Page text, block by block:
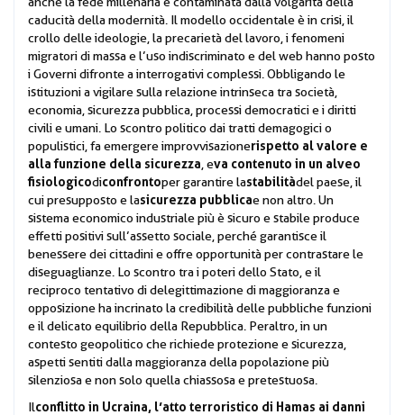
caducità della modernità. Il modello occidentale è in crisi, il
crollo delle ideologie, la precarietà del lavoro, i fenomeni
migratori di massa e l’uso indiscriminato e del web hanno posto
i Governi difronte a interrogativi complessi. Obbligando le
istituzioni a vigilare sulla relazione intrinseca tra società,
economia, sicurezza pubblica, processi democratici e i diritti
civili e umani. Lo scontro politico dai tratti demagogici o
populistici, fa emergere improvvisazionerispetto al valore e
alla funzione della sicurezza , eva contenuto in un alveo
fisiologicodiconfrontoper garantire lastabilitàdel paese, il
cui presupposto e lasicurezza pubblicae non altro. Un
sistema economico industriale più è sicuro e stabile produce
effetti positivi sull’assetto sociale, perché garantisce il
benessere dei cittadini e offre opportunità per contrastare le
diseguaglianze. Lo scontro tra i poteri dello Stato, e il
reciproco tentativo di delegittimazione di maggioranza e
opposizione ha incrinato la credibilità delle pubbliche funzioni
e il delicato equilibrio della Repubblica. Peraltro, in un
contesto geopolitico che richiede protezione e sicurezza,
aspetti sentiti dalla maggioranza della popolazione più
silenziosa e non solo quella chiassosa e pretestuosa.
Ilconflitto in Ucraina, l’atto terroristico di Hamas ai danni